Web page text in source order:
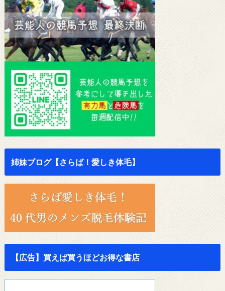
姉妹ブログ【さらば！愛しき体毛】
【広告】買えば買うほどお得な書店